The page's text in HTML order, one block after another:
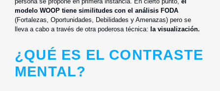
modelo WOOP tiene similitudes con el análisis FODA
(Fortalezas, Oportunidades, Debilidades y Amenazas) pero se
lleva a cabo a través de otra poderosa técnica: la visualización.
¿QUÉ ES EL CONTRASTE
MENTAL?